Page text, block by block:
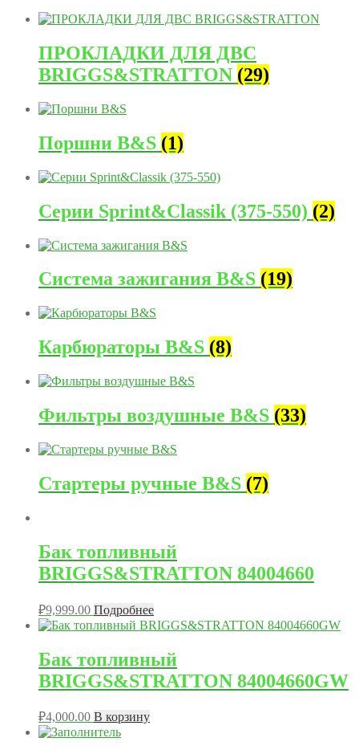
ПРОКЛАДКИ ДЛЯ ДВС
BRIGGS&STRATTON (29)
Поршни B&S (1)
Серии Sprint&Classik (375-550) (2)
Система зажигания B&S (19)
Карбюраторы B&S (8)
Фильтры воздушные B&S (33)
Стартеры ручные B&S (7)
Бак топливный
BRIGGS&STRATTON 84004660
₽9,999.00 Подробнее
Бак топливный
BRIGGS&STRATTON 84004660GW
₽4,000.00 В корзину